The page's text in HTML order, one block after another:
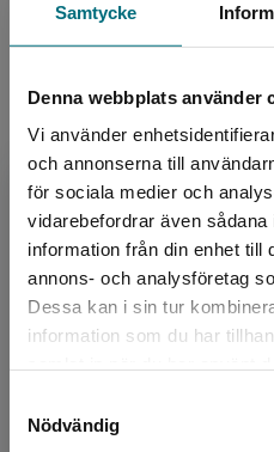
Samtycke
Denna webbplats använder
Vi använder
och annonserna till
för sociala medier och
vidarebefordrar även
information från din enhet till
annons- och analysföretag
Dessa kan i sin tur
information som du har
Nödvändig
Begränsad
Det verkar som att du
nyponochviljaforlag.se
Sverige. För att kunna
Köp- och leveransvillkor